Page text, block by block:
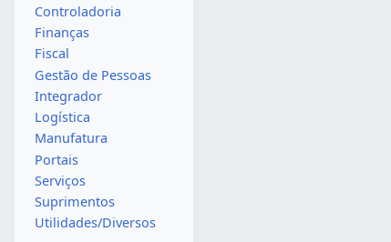
Controladoria
Finanças
Fiscal
Gestão de Pessoas
Integrador
Logística
Manufatura
Portais
Serviços
Suprimentos
Utilidades/Diversos